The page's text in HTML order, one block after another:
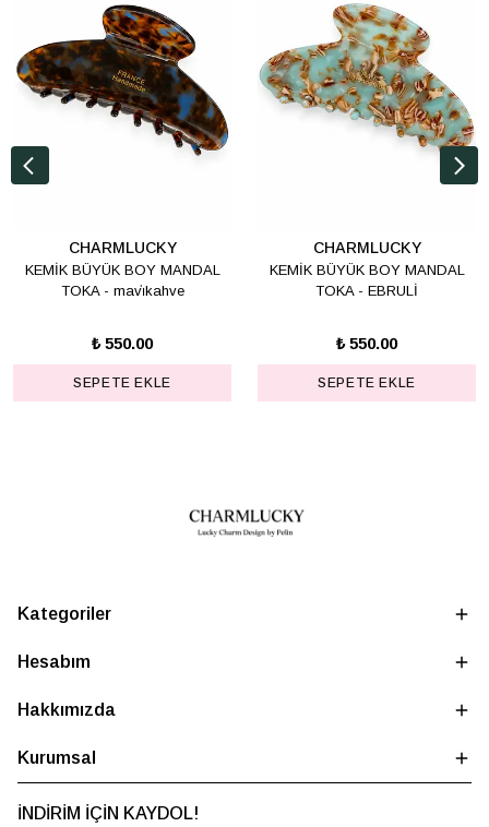
CHARMLUCKY
KEMİK BÜYÜK BOY MANDAL
TOKA - mavi̇kahve
₺ 550.00
SEPETE EKLE
CHARMLUCKY
KEMİK BÜYÜK BOY MANDAL
TOKA - EBRULİ
₺ 550.00
SEPETE EKLE
Kategoriler
Hesabım
Hakkımızda
Kurumsal
İNDİRİM İÇİN KAYDOL!